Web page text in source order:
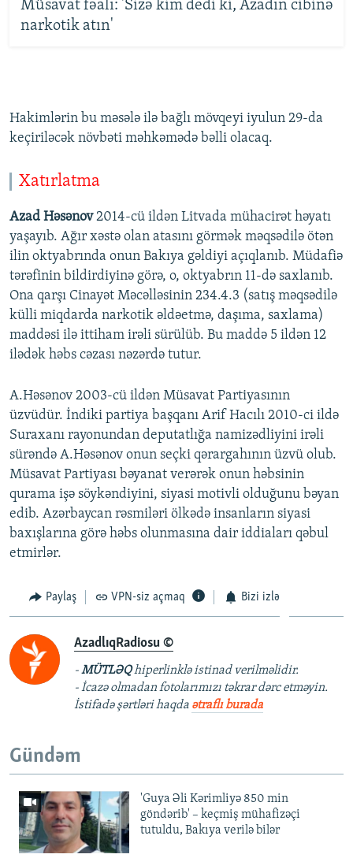
Müsavat fəalı: 'Sizə kim dedi ki, Azadın cibinə
narkotik atın'
Hakimlərin bu məsələ ilə bağlı mövqeyi iyulun 29-da
keçiriləcək növbəti məhkəmədə bəlli olacaq.
Xatırlatma
Azad Həsənov2014-cü ildən Litvada mühacirət həyatı
yaşayıb. Ağır xəstə olan atasını görmək məqsədilə ötən
ilin oktyabrında onun Bakıya gəldiyi açıqlanıb. Müdafiə
tərəfinin bildirdiyinə görə, o, oktyabrın 11-də saxlanıb.
Ona qarşı Cinayət Məcəlləsinin 234.4.3 (satış məqsədilə
külli miqdarda narkotik əldəetmə, daşıma, saxlama)
maddəsi ilə ittiham irəli sürülüb. Bu maddə 5 ildən 12
ilədək həbs cəzası nəzərdə tutur.
A.Həsənov 2003-cü ildən Müsavat Partiyasının
üzvüdür. İndiki partiya başqanı Arif Hacılı 2010-ci ildə
Suraxanı rayonundan deputatlığa namizədliyini irəli
sürəndə A.Həsənov onun seçki qərargahının üzvü olub.
Müsavat Partiyası bəyanat verərək onun həbsinin
qurama işə söykəndiyini, siyasi motivli olduğunu bəyan
edib. Azərbaycan rəsmiləri ölkədə insanların siyasi
baxışlarına görə həbs olunmasına dair iddiaları qəbul
etmirlər.
Paylaş VPN-siz açmaq Bizi izlə
AzadlıqRadiosu ©
-MÜTLƏQhiperlinklə istinad verilməlidir.
- İcazə olmadan fotolarımızı təkrar dərc etməyin.
İstifadə şərtləri haqda ətraflı burada
Gündəm
'Guya Əli Kərimliyə 850 min
göndərib' – keçmiş mühafizəçi
tutuldu, Bakıya verilə bilər